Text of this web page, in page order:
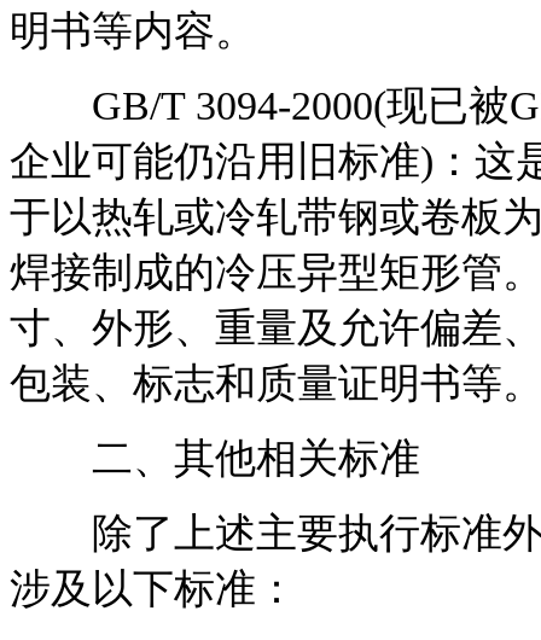
明书等内容。
GB/T 3094-2000(现已被
企业可能仍沿用旧标准)：这
于以热轧或冷轧带钢或卷板
焊接制成的冷压异型矩形管
寸、外形、重量及允许偏差
包装、标志和质量证明书等
二、其他相关标准
除了上述主要执行标准外
涉及以下标准：